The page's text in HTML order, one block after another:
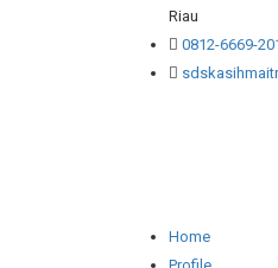
Riau
0812-6669-
Home